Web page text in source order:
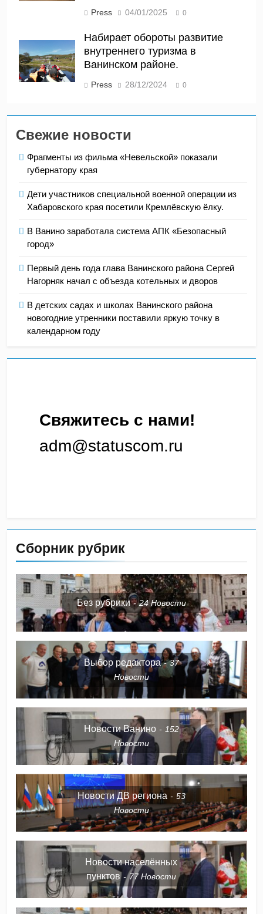
Press 04/01/2025 0
Набирает обороты развитие
внутреннего туризма в
Ванинском районе.
Press 28/12/2024 0
Свежие новости
Фрагменты из фильма «Невельской» показали
губернатору края
Дети участников специальной военной операции из
Хабаровского края посетили Кремлёвскую ёлку.
В Ванино заработала система АПК «Безопасный
город»
Первый день года глава Ванинского района Сергей
Нагорняк начал с объезда котельных и дворов
В детских садах и школах Ванинского района
новогодние утренники поставили яркую точку в
календарном году
Свяжитесь с нами!
adm@statuscom.ru
Сборник рубрик
Без рубрики 24Новости
Выбор редактора
37
Новости
Новости Ванино
152
Новости
Новости ДВ региона
53
Новости
Новости населённых
пунктов
77Новости